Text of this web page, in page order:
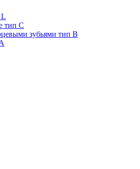
L
тип C
зубьями тип B